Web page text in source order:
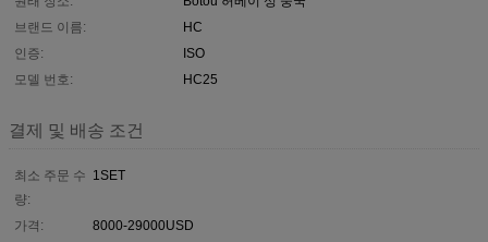
브랜드 이름:
HC
인증:
ISO
모델 번호:
HC25
결제 및 배송 조건
최소 주문 수
량:
1SET
가격:
8000-29000USD